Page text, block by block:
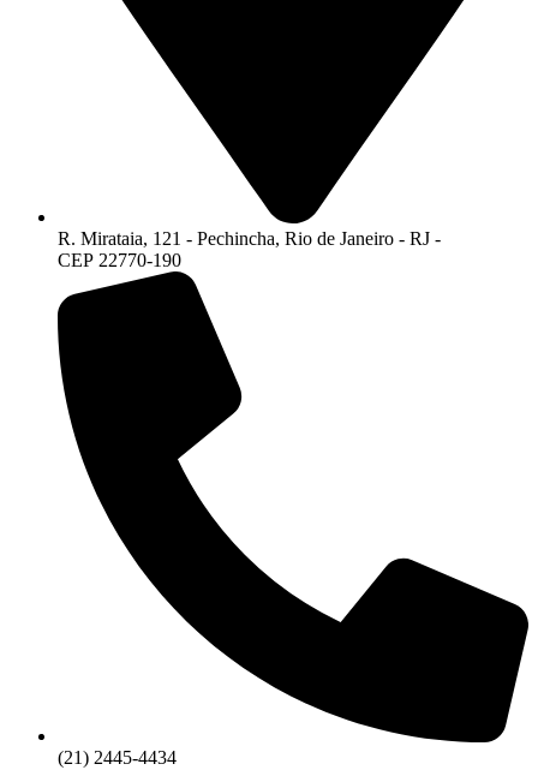
R. Mirataia, 121 - Pechincha, Rio de Janeiro - RJ -
CEP 22770-190
(21) 2445-4434